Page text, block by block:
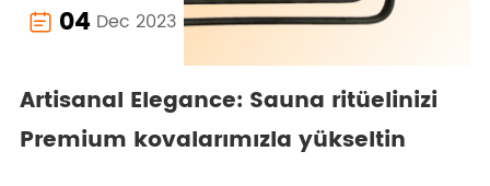
 04 Dec 2023
Artisanal Elegance: Sauna ritüelinizi
Premium kovalarımızla yükseltin